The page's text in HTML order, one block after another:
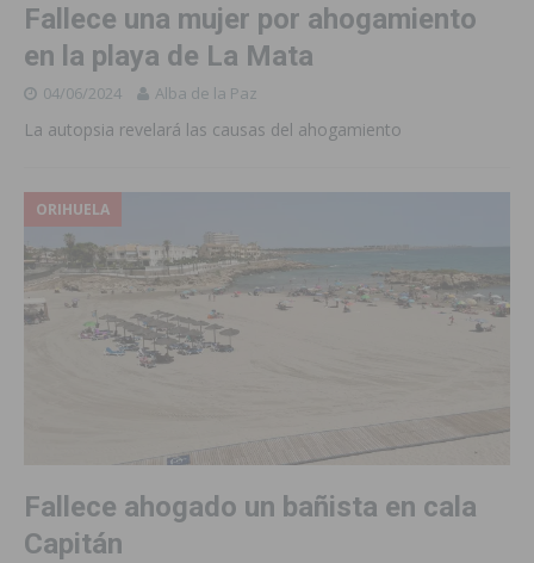
Fallece una mujer por ahogamiento
en la playa de La Mata
04/06/2024 Alba de la Paz
La autopsia revelará las causas del ahogamiento
ORIHUELA
Fallece ahogado un bañista en cala
Capitán